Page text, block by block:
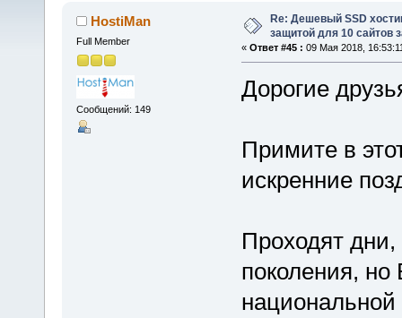
(Прочитано 325003 раз)
HostiMan
Full Member
Сообщений: 149
Re: Дешевый SSD
защитой для 10 сайтов
« Ответ #45 : 09 Мая 2018,
Дорогие
Примите в
искренние
Проходят
поколения,